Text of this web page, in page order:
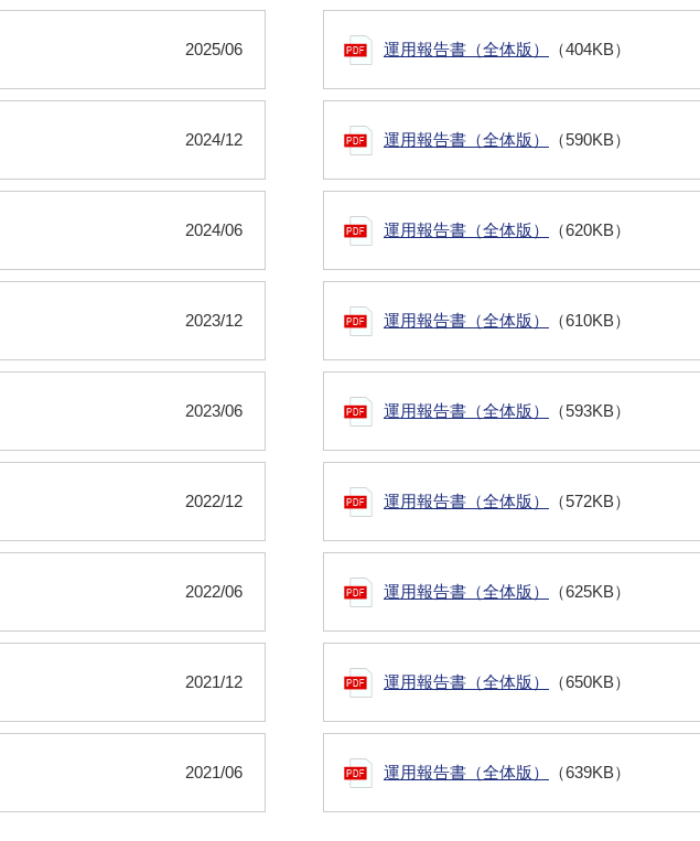
2025/06
2024/12
2024/06
2023/12
2023/06
2022/12
2022/06
2021/12
2021/06
運用報告書（全体版） （404KB）
運用報告書（全体版） （590KB）
運用報告書（全体版） （620KB）
運用報告書（全体版） （610KB）
運用報告書（全体版） （593KB）
運用報告書（全体版） （572KB）
運用報告書（全体版） （625KB）
運用報告書（全体版） （650KB）
運用報告書（全体版） （639KB）